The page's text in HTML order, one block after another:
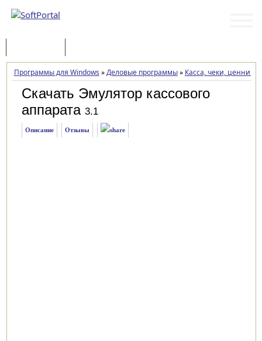
Программы для Windows »Деловые программы» Касса, чеки, ценники
Скачать Эмулятор кассового
аппарата 3.1
Описание Отзывы